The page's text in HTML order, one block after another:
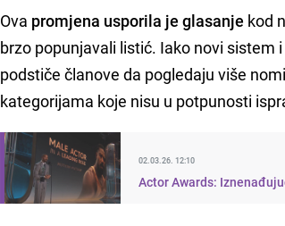
Ova promjena usporila je glasanje kod
brzo popunjavali listić. Iako novi sistem
podstiče članove da pogledaju više
kategorijama koje nisu u potpunosti
02.03.26. 12:10
Actor Awards: